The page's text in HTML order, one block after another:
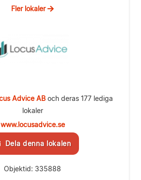
Fler lokaler
Advice ABoch deras 177 lediga
lokaler
www.locusadvice.se
Dela denna lokalen
Objektid: 335888